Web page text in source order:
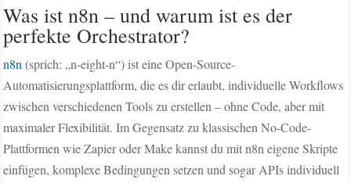
Was ist n8n – und warum ist es der
perfekte Orchestrator?
n8n (sprich: „n-eight-n“) ist eine Open-Source-
Automatisierungsplattform, die es dir erlaubt, individuelle Workflows
zwischen verschiedenen Tools zu erstellen – ohne Code, aber mit
maximaler Flexibilität. Im Gegensatz zu klassischen No-Code-
Plattformen wie Zapier oder Make kannst du mit n8n eigene Skripte
einfügen, komplexe Bedingungen setzen und sogar APIs individuell